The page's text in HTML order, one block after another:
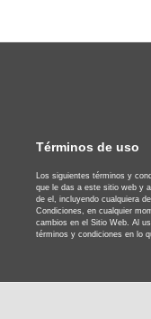
Términos de uso
Los siguientes términos y
que le das a este sitio web y
de el, incluyendo cualquiera
Condiciones, en cualquier
cambios en el Sitio Web. Al
términos y condiciones en lo